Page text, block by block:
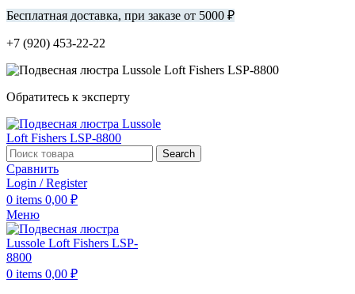
Бесплатная доставка, при заказе от 5000 ₽
+7 (920) 453-22-22
Обратитесь к эксперту
Search
Сравнить
Login / Register
0 items 0,00 ₽
Меню
0 items 0,00 ₽